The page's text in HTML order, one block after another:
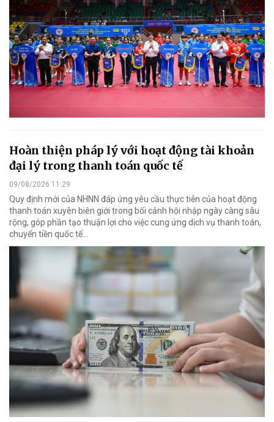
Hoàn thiện pháp lý với hoạt động tài khoản
đại lý trong thanh toán quốc tế
09/08/2026 11:29
Quy định mới của NHNN đáp ứng yêu cầu thực tiễn của hoạt động
thanh toán xuyên biên giới trong bối cảnh hội nhập ngày càng sâu
rộng, góp phần tạo thuận lợi cho việc cung ứng dịch vụ thanh toán,
chuyển tiền quốc tế...